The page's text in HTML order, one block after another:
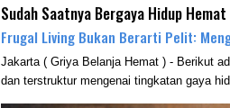
Sudah Saatnya Bergaya Hidup Hemat
Frugal Living Bukan Berarti Pelit:
Jakarta ( Griya Belanja Hemat ) - Berikut
dan terstruktur mengenai tingkatan gaya